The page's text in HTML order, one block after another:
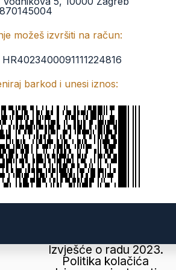
možeš izvršiti na račun:
HR4023400091111224816
barkod i unesi iznos:
Izvješće o radu 2023.
Politika kolačića